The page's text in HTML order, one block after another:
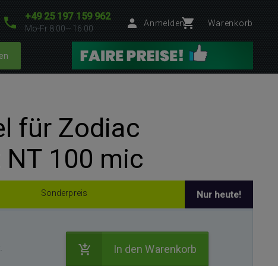
+49 25 197 159 962
Mo-Fr 8:00—16:00
Anmelden Warenkorb
für Zodiac
100 mic
Sonderpreis Nur heute!
In den Warenkorb